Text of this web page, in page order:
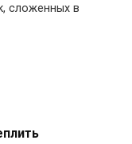
сложенных в